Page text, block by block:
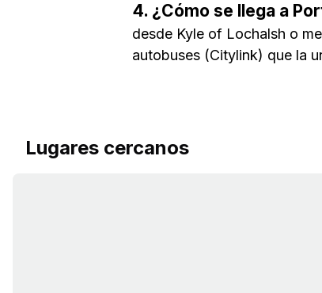
4. ¿Cómo se llega a
desde Kyle of Lochalsh o
autobuses (Citylink) que la
Lugares cercanos